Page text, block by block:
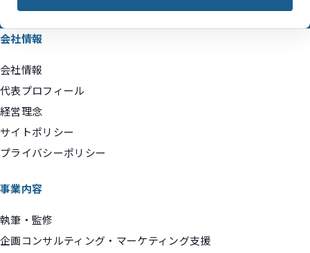
会社情報
会社情報
代表プロフィール
経営理念
サイトポリシー
プライバシーポリシー
事業内容
執筆・監修
企画コンサルティング・マーケティング支援